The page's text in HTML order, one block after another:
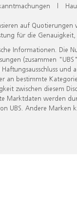
|
auf
für die
Informationen. Die
(zusammen
an bestimmte
zwischen diesem
Marktdaten werden
UBS. Andere Marken